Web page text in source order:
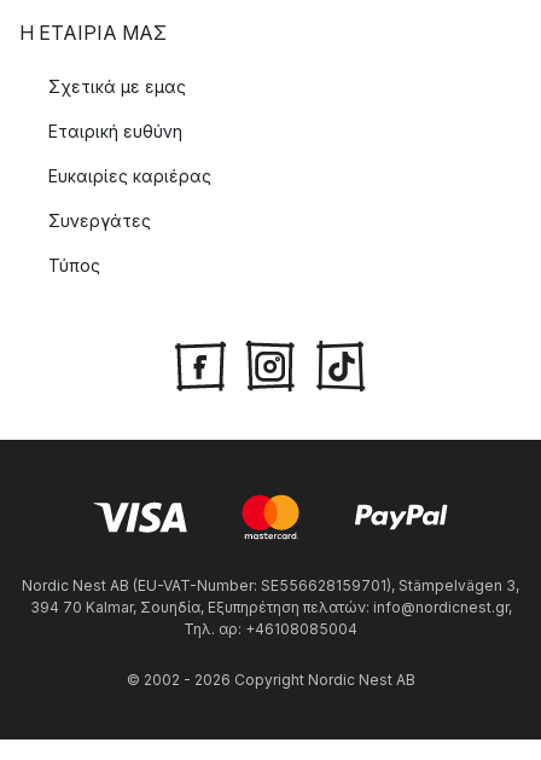
Η ΕΤΑΊΡΙΑ ΜΑΣ
Σχετικά με εμας
Εταιρική ευθύνη
Ευκαιρίες καριέρας
Συνεργάτες
Τύπος
Nordic Nest AB (EU-VAT-Number: SE556628159701), Stämpelvägen 3,
394 70 Kalmar, Σουηδία, Εξυπηρέτηση πελατών: info@nordicnest.gr,
Τηλ. αρ: +46108085004
© 2002 - 2026 Copyright Nordic Nest AB